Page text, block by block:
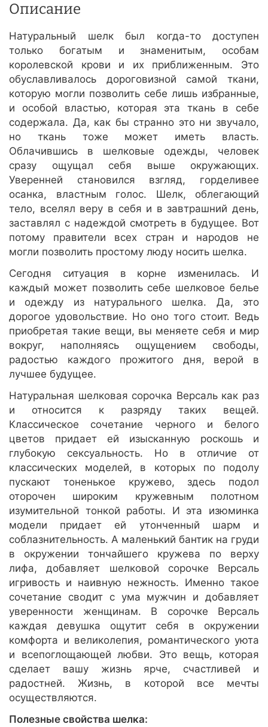
Описание
Натуральный шелк был когда-то доступен
только богатым и знаменитым, особам
королевской крови и их приближенным. Это
обуславливалось дороговизной самой ткани,
которую могли позволить себе лишь избранные,
и особой властью, которая эта ткань в себе
содержала. Да, как бы странно это ни звучало,
но ткань тоже может иметь власть.
Облачившись в шелковые одежды, человек
сразу ощущал себя выше окружающих.
Уверенней становился взгляд, горделивее
осанка, властным голос. Шелк, облегающий
тело, вселял веру в себя и в завтрашний день,
заставлял с надеждой смотреть в будущее. Вот
потому правители всех стран и народов не
могли позволить простому люду носить шелка.
Сегодня ситуация в корне изменилась. И
каждый может позволить себе шелковое белье
и одежду из натурального шелка. Да, это
дорогое удовольствие. Но оно того стоит. Ведь
приобретая такие вещи, вы меняете себя и мир
вокруг, наполняясь ощущением свободы,
радостью каждого прожитого дня, верой в
лучшее будущее.
Натуральная шелковая сорочка Версаль как раз
и относится к разряду таких вещей.
Классическое сочетание черного и белого
цветов придает ей изысканную роскошь и
глубокую сексуальность. Но в отличие от
классических моделей, в которых по подолу
пускают тоненькое кружево, здесь подол
оторочен широким кружевным полотном
изумительной тонкой работы. И эта изюминка
модели придает ей утонченный шарм и
соблазнительность. А маленький бантик на груди
в окружении тончайшего кружева по верху
лифа, добавляет шелковой сорочке Версаль
игривость и наивную нежность. Именно такое
сочетание сводит с ума мужчин и добавляет
уверенности женщинам. В сорочке Версаль
каждая девушка ощутит себя в окружении
комфорта и великолепия, романтического уюта
и всепоглощающей любви. Это вещь, которая
сделает вашу жизнь ярче, счастливей и
радостней. Жизнь, в которой все мечты
осуществляются.
Полезные свойства шелка: